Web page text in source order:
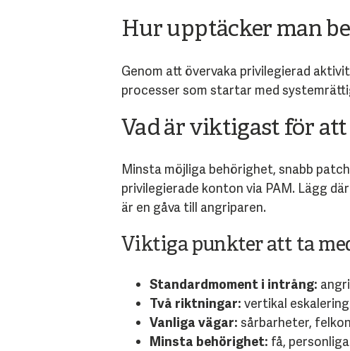
Hur upptäcker man
Genom att övervaka privilegierad
processer som startar med
Vad är viktigast för
Minsta möjliga behörighet, snabb
privilegierade konton via PAM. Lägg
är en gåva till angriparen.
Viktiga punkter att ta
Standardmoment i intrång:
Två riktningar: vertikal
Vanliga vägar: sårbarheter,
Minsta behörighet: få,